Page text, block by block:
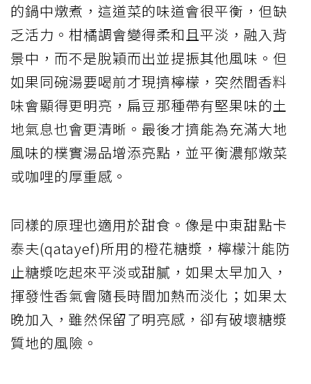
的鍋中燉煮，這道菜的味道會很平衡，但缺
乏活力。柑橘調會變得柔和且平淡，融入背
景中，而不是脫穎而出並提振其他風味。但
如果同碗湯要喝前才現擠檸檬，突然間香料
味會顯得更明亮，扁豆那種帶有堅果味的土
地氣息也會更清晰。最後才擠能為充滿大地
風味的樸實湯品增添亮點，並平衡濃郁燉菜
或咖哩的厚重感。
同樣的原理也適用於甜食。像是中東甜點卡
泰夫(qatayef)所用的橙花糖漿，檸檬汁能防
止糖漿吃起來平淡或甜膩，如果太早加入，
揮發性香氣會隨長時間加熱而淡化；如果太
晚加入，雖然保留了明亮感，卻有破壞糖漿
質地的風險。